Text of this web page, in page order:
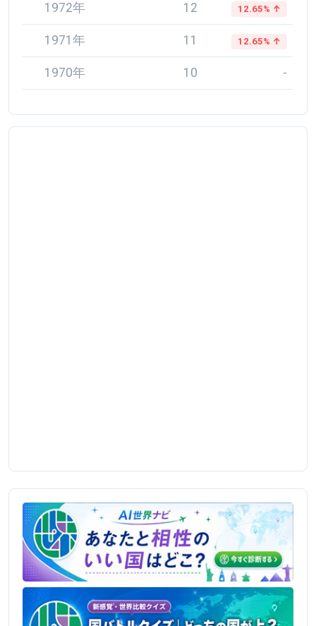
1972年 12 12.65% ↑
1971年 11 12.65% ↑
1970年 10 -